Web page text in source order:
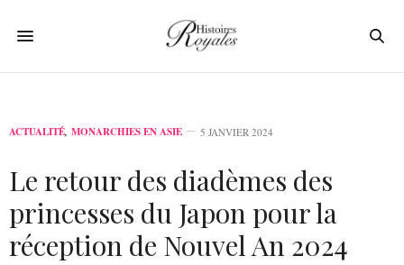
ACTUALITÉ, MONARCHIES EN ASIE 5 JANVIER 2024
Le retour des diadèmes des
princesses du Japon pour la
réception de Nouvel An 2024